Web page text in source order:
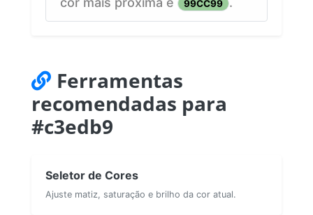
99CC99
Ferramentas
recomendadas para
#c3edb9
Seletor de Cores
Ajuste matiz, saturação e brilho da cor atual.